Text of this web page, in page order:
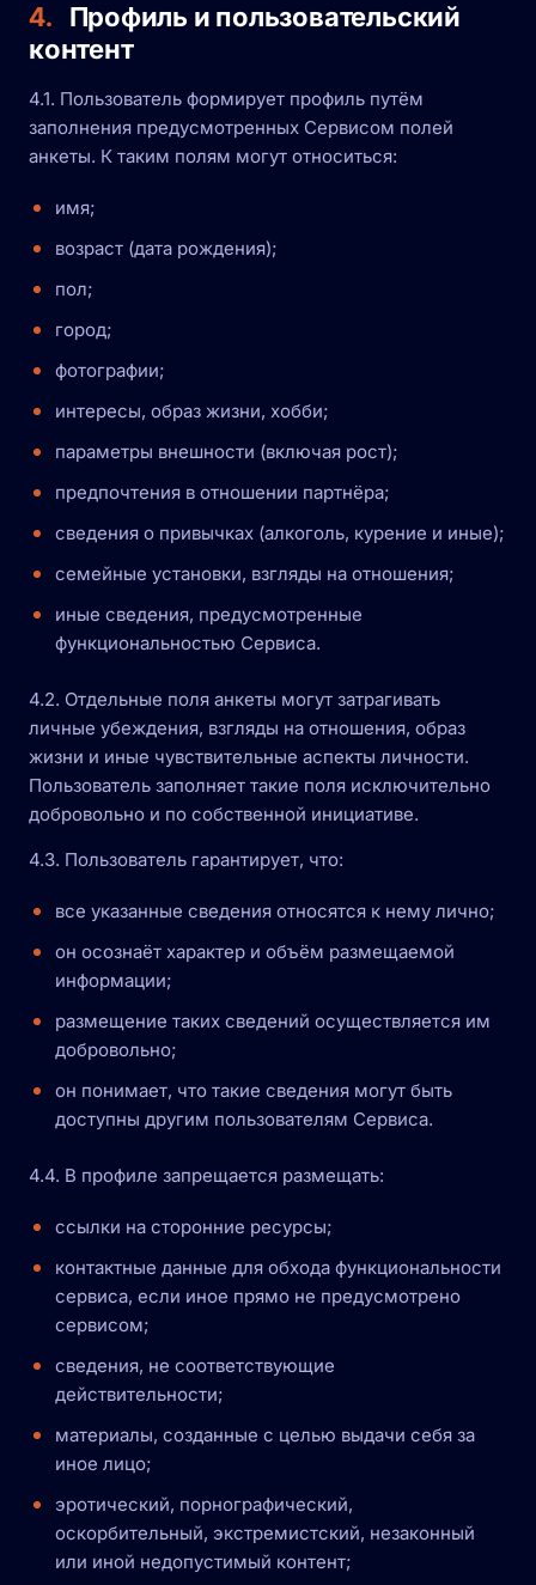
4.
Профиль и пользовательский
контент
4.1. Пользователь формирует профиль путём
заполнения предусмотренных Сервисом полей
анкеты. К таким полям могут относиться:
имя;
возраст (дата рождения);
пол;
город;
фотографии;
интересы, образ жизни, хобби;
параметры внешности (включая рост);
предпочтения в отношении партнёра;
сведения о привычках (алкоголь, курение и иные);
семейные установки, взгляды на отношения;
иные сведения, предусмотренные
функциональностью Сервиса.
4.2. Отдельные поля анкеты могут затрагивать
личные убеждения, взгляды на отношения, образ
жизни и иные чувствительные аспекты личности.
Пользователь заполняет такие поля исключительно
добровольно и по собственной инициативе.
4.3. Пользователь гарантирует, что:
все указанные сведения относятся к нему лично;
он осознаёт характер и объём размещаемой
информации;
размещение таких сведений осуществляется им
добровольно;
он понимает, что такие сведения могут быть
доступны другим пользователям Сервиса.
4.4. В профиле запрещается размещать:
ссылки на сторонние ресурсы;
контактные данные для обхода функциональности
сервиса, если иное прямо не предусмотрено
сервисом;
сведения, не соответствующие
действительности;
материалы, созданные с целью выдачи себя за
иное лицо;
эротический, порнографический,
оскорбительный, экстремистский, незаконный
или иной недопустимый контент;